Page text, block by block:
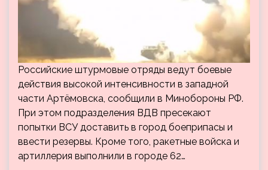
Российские штурмовые отряды ведут боевые
действия высокой интенсивности в западной
части Артёмовска, сообщили в Минобороны РФ.
При этом подразделения ВДВ пресекают
попытки ВСУ доставить в город боеприпасы и
ввести резервы. Кроме того, ракетные войска и
артиллерия выполнили в городе 62…